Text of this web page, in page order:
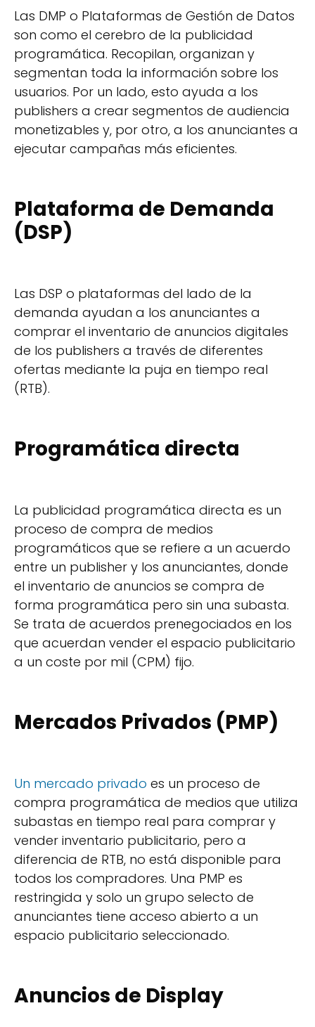
Las DMP o Plataformas de Gestión de Datos
son como el cerebro de la publicidad
programática. Recopilan, organizan y
segmentan toda la información sobre los
usuarios. Por un lado, esto ayuda a los
publishers a crear segmentos de audiencia
monetizables y, por otro, a los anunciantes a
ejecutar campañas más eficientes.
Plataforma de Demanda
(DSP)
Las DSP o plataformas del lado de la
demanda ayudan a los anunciantes a
comprar el inventario de anuncios digitales
de los publishers a través de diferentes
ofertas mediante la puja en tiempo real
(RTB).
Programática directa
La publicidad programática directa es un
proceso de compra de medios
programáticos que se refiere a un acuerdo
entre un publisher y los anunciantes, donde
el inventario de anuncios se compra de
forma programática pero sin una subasta.
Se trata de acuerdos prenegociados en los
que acuerdan vender el espacio publicitario
a un coste por mil (CPM) fijo.
Mercados Privados (PMP)
Un mercado privado es un proceso de
compra programática de medios que utiliza
subastas en tiempo real para comprar y
vender inventario publicitario, pero a
diferencia de RTB, no está disponible para
todos los compradores. Una PMP es
restringida y solo un grupo selecto de
anunciantes tiene acceso abierto a un
espacio publicitario seleccionado.
Anuncios de Display